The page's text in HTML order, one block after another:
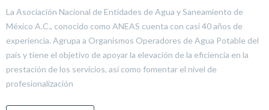
La Asociación Nacional de Entidades de Agua y Saneamiento de
México A.C., conocido como ANEAS cuenta con casi 40 años de
experiencia. Agrupa a Organismos Operadores de Agua Potable del
país y tiene el objetivo de apoyar la elevación de la eficiencia en la
prestación de los servicios, así como fomentar el nivel de
profesionalización